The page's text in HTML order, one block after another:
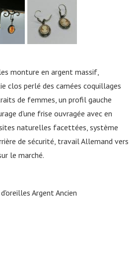
monture en argent massif,
clos perlé des camées coquillages
de femmes, un profil gauche
d'une frise ouvragée avec en
naturelles facettées, système
de sécurité, travail Allemand vers
le marché.
Argent Ancien